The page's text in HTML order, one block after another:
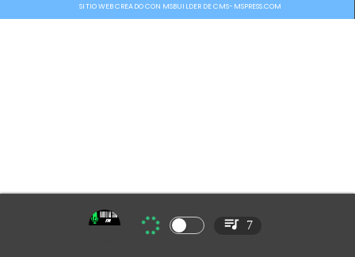
SITIO WEB CREADO CON MSBUILDER DE CMS-MSPRESS.COM
7